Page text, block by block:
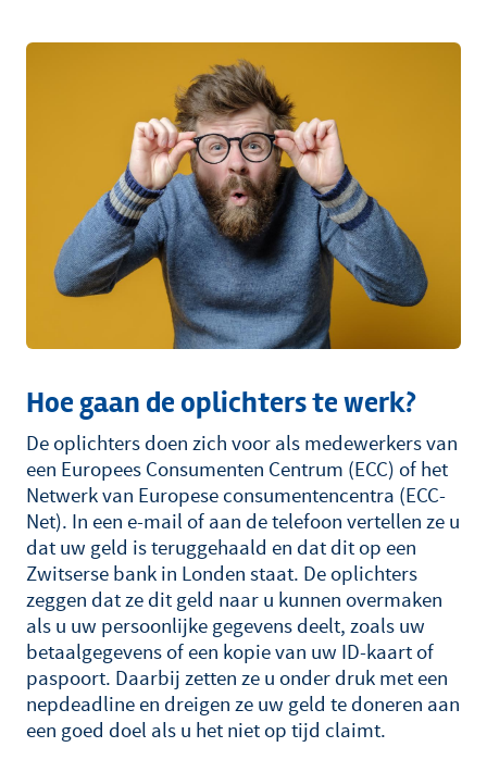
Hoe gaan de oplichters te werk?
De oplichters doen zich voor als medewerkers van
een Europees Consumenten Centrum (ECC) of het
Netwerk van Europese consumentencentra (ECC-
Net). In een e-mail of aan de telefoon vertellen ze u
dat uw geld is teruggehaald en dat dit op een
Zwitserse bank in Londen staat. De oplichters
zeggen dat ze dit geld naar u kunnen overmaken
als u uw persoonlijke gegevens deelt, zoals uw
betaalgegevens of een kopie van uw ID-kaart of
paspoort. Daarbij zetten ze u onder druk met een
nepdeadline en dreigen ze uw geld te doneren aan
een goed doel als u het niet op tijd claimt.